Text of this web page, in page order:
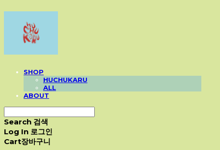
SHOP
HUCHUKARU
ALL
ABOUT
Search 검색
Log In 로그인
Cart장바구니